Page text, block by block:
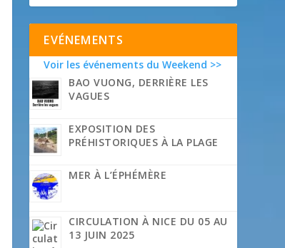
EVÉNEMENTS
Voir les événements du Weekend >>
BAO VUONG, DERRIÈRE LES
VAGUES
EXPOSITION DES
PRÉHISTORIQUES À LA PLAGE
MER À L’ÉPHÉMÈRE
CIRCULATION À NICE DU 05 AU
13 JUIN 2025